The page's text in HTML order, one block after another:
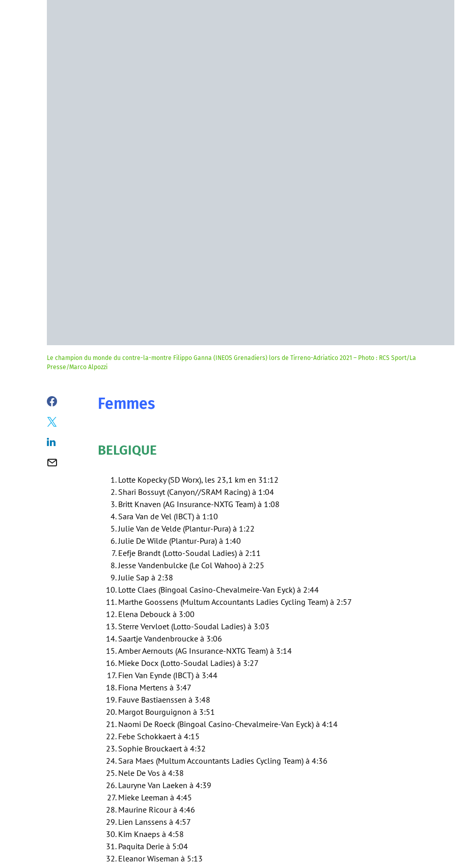
Le champion du monde du contre-la-montre Filippo Ganna (INEOS Grenadiers) lors de Tirreno-Adriatico 2021 – Photo : RCS Sport/La
Presse/Marco Alpozzi
Femmes
BELGIQUE
Lotte Kopecky (SD Worx), les 23,1 km en 31:12
Shari Bossuyt (Canyon//SRAM Racing) à 1:04
Britt Knaven (AG Insurance-NXTG Team) à 1:08
Sara Van de Vel (IBCT) à 1:10
Julie Van de Velde (Plantur-Pura) à 1:22
Julie De Wilde (Plantur-Pura) à 1:40
Eefje Brandt (Lotto-Soudal Ladies) à 2:11
Jesse Vandenbulcke (Le Col Wahoo) à 2:25
Julie Sap à 2:38
Lotte Claes (Bingoal Casino-Chevalmeire-Van Eyck) à 2:44
Marthe Goossens (Multum Accountants Ladies Cycling Team) à 2:57
Elena Debouck à 3:00
Sterre Vervloet (Lotto-Soudal Ladies) à 3:03
Saartje Vandenbroucke à 3:06
Amber Aernouts (AG Insurance-NXTG Team) à 3:14
Mieke Docx (Lotto-Soudal Ladies) à 3:27
Fien Van Eynde (IBCT) à 3:44
Fiona Mertens à 3:47
Fauve Bastiaenssen à 3:48
Margot Bourguignon à 3:51
Naomi De Roeck (Bingoal Casino-Chevalmeire-Van Eyck) à 4:14
Febe Schokkaert à 4:15
Sophie Brouckaert à 4:32
Sara Maes (Multum Accountants Ladies Cycling Team) à 4:36
Nele De Vos à 4:38
Lauryne Van Laeken à 4:39
Mieke Leeman à 4:45
Maurine Ricour à 4:46
Lien Lanssens à 4:57
Kim Knaeps à 4:58
Paquita Derie à 5:04
Eleanor Wiseman à 5:13